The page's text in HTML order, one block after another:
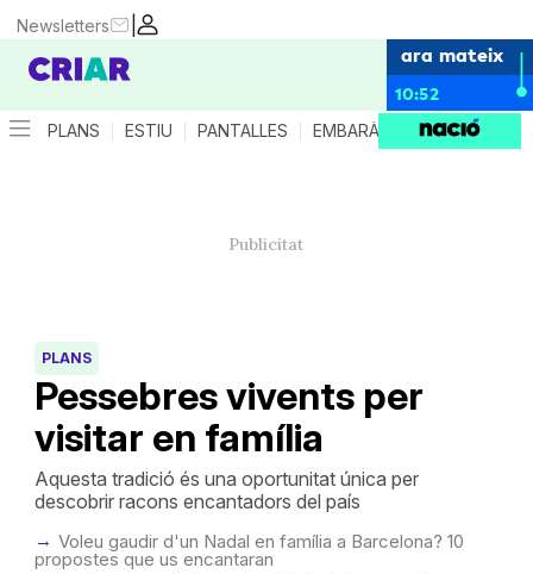
|
Newsletters
ara mateix
10:52
PLANS ESTIU PANTALLES EMBARÀS CRIANÇA
Pessebres vivents per
visitar en família
PLANS
Aquesta tradició és una oportunitat única per
descobrir racons encantadors del país
Voleu gaudir d'un Nadal en família a Barcelona? 10
propostes que us encantaran